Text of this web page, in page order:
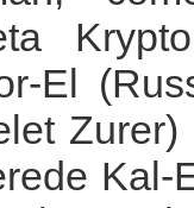
El
Kal-